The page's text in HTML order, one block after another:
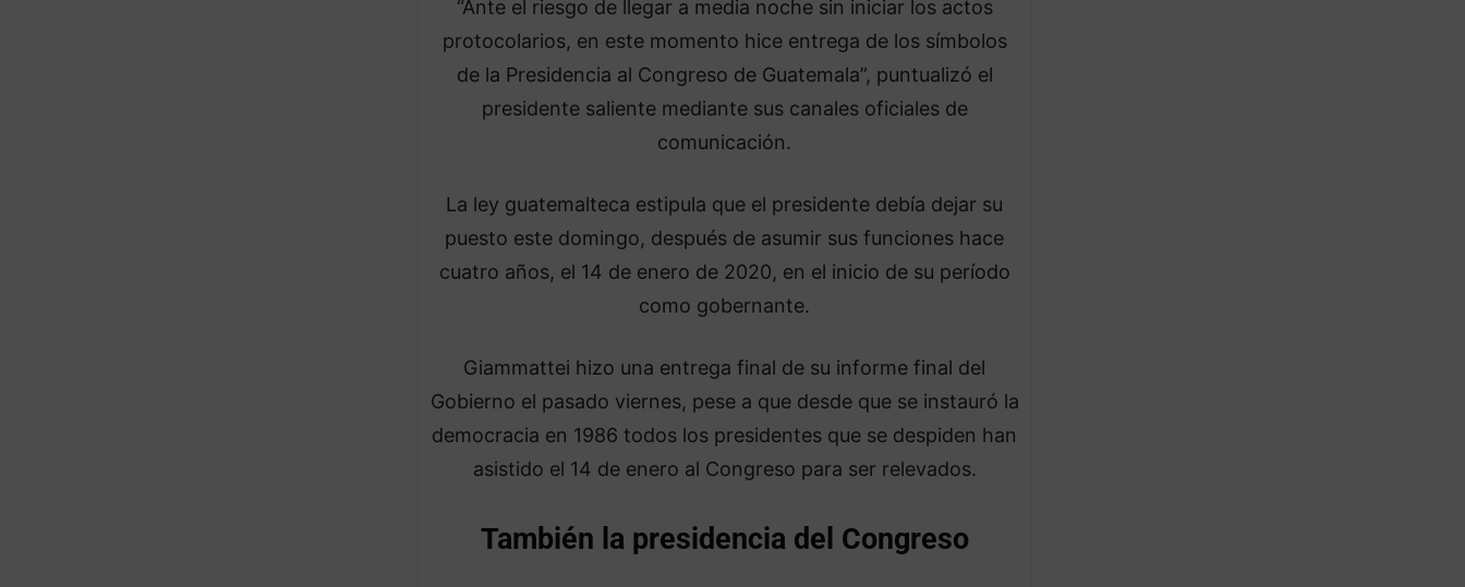
“Ante el riesgo de llegar a media noche sin iniciar los actos
protocolarios, en este momento hice entrega de los símbolos
de la Presidencia al Congreso de Guatemala”, puntualizó el
presidente saliente mediante sus canales oficiales de
comunicación.
La ley guatemalteca estipula que el presidente debía dejar su
puesto este domingo, después de asumir sus funciones hace
cuatro años, el 14 de enero de 2020, en el inicio de su período
como gobernante.
Giammattei hizo una entrega final de su informe final del
Gobierno el pasado viernes, pese a que desde que se instauró la
democracia en 1986 todos los presidentes que se despiden han
asistido el 14 de enero al Congreso para ser relevados.
También la presidencia del Congreso